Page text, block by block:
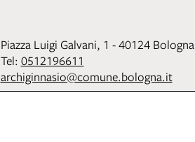
Piazza Luigi Galvani, 1 - 40124 Bologna
Tel: 0512196611
archiginnasio@comune.bologna.it